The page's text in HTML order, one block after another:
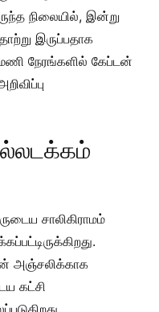
நிலையில், இன்று
இருப்பதாக
மணி நேரங்களில் கேப்டன்
சாலிகிராமம்
அஞ்சலிக்காக
கட்சி